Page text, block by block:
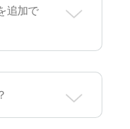
料トライアルの
できるため、ト
ータを取得でき
中の統合の利用
追加で
加など）を実行
ームから、個人
こともできま